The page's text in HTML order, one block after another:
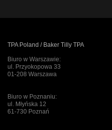
TPA Poland / Baker Tilly TPA
Biuro w Warszawie:
ul. Przyokopowa 33
01-208 Warszawa
Biuro w Poznaniu:
ul. Młyńska 12
61-730 Poznań